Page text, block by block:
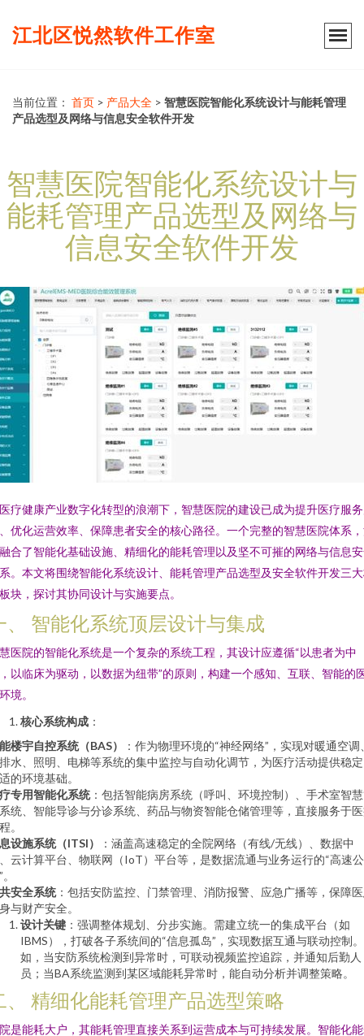
江北区悦然软件工作室
当前位置： 首页 > 产品大全 > 智慧医院智能化系统设计与能耗管理
产品选型及网络与信息安全软件开发
智慧医院智能化系统设计与
能耗管理产品选型及网络与
信息安全软件开发
疗健康产业数字化转型的浪潮下，智慧医院的建设已成为提升医疗服
优化运营效率、保障患者安全的核心路径。一个完整的智慧医院体系
合了智能化基础设施、精细化的能耗管理以及坚不可摧的网络与信息
。本文将围绕智能化系统设计、能耗管理产品选型及安全软件开发三
块，探讨其协同设计与实施要点。
、 智能化系统顶层设计与集成
医院的智能化系统是一个复杂的系统工程，其设计应遵循“以患者为中
以临床为驱动，以数据为纽带”的原则，构建一个感知、互联、智能的
境。
核心系统构成 ：
楼宇自控系统（BAS）
：作为物理环境的“神经网络”，实现对暖通空调
水、照明、电梯等系统的集中监控与自动化调节，为医疗活动提供稳
的环境基础。
专用智能化系统：包括智能病房系统（呼叫、环境控制）、手术室智
统、智能导诊与分诊系统、药品与物资智能仓储管理等，直接服务于
。
设施系统（ITSI）
：涵盖高速稳定的全院网络（有线/无线）、数据中
云计算平台、物联网（IoT）平台等，是数据流通与业务运行的“高速公
安全系统：包括安防监控、门禁管理、消防报警、应急广播等，保障
与财产安全。
设计关键 ：强调整体规划、分步实施。需建立统一的集成平台（如
IBMS），打破各子系统间的“信息孤岛”，实现数据互通与联动控制
如，当安防系统检测到异常时，可联动视频监控追踪，并通知后勤人
员；当BA系统监测到某区域能耗异常时，能自动分析并调整策略。
、 精细化能耗管理产品选型策略
是能耗大户，其能耗管理直接关系到运营成本与可持续发展。智能化